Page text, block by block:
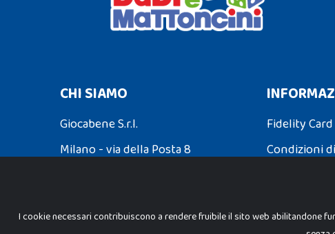
CHI SIAMO
Giocabene S.r.l.
Milano - via della Posta 8
Fidelity Card
Condizioni
I cookie necessari contribuiscono a rendere fruibile il sito web abilitandone